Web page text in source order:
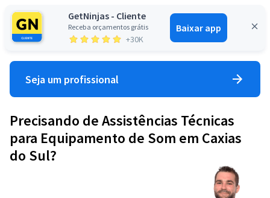
GetNinjas - Cliente
Receba orçamentos grátis
+30K
Baixar app
Entrar
Seja um profissional
Precisando de Assistências Técnicas
para Equipamento de Som em Caxias
do Sul?